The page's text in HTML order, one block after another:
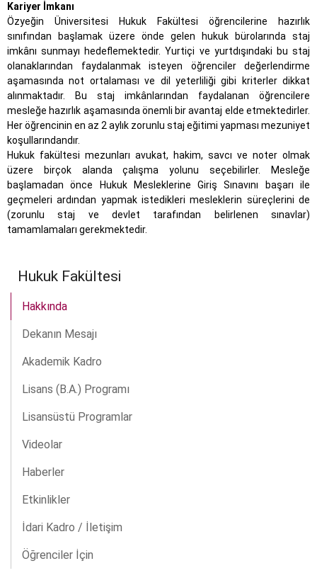
Kariyer İmkanı
Özyeğin Üniversitesi Hukuk Fakültesi öğrencilerine hazırlık
sınıfından başlamak üzere önde gelen hukuk bürolarında staj
imkânı sunmayı hedeflemektedir. Yurtiçi ve yurtdışındaki bu staj
olanaklarından faydalanmak isteyen öğrenciler değerlendirme
aşamasında not ortalaması ve dil yeterliliği gibi kriterler dikkat
alınmaktadır. Bu staj imkânlarından faydalanan öğrencilere
mesleğe hazırlık aşamasında önemli bir avantaj elde etmektedirler.
Her öğrencinin en az 2 aylık zorunlu staj eğitimi yapması mezuniyet
koşullarındandır.
Hukuk fakültesi mezunları avukat, hakim, savcı ve noter olmak
üzere birçok alanda çalışma yolunu seçebilirler. Mesleğe
başlamadan önce Hukuk Mesleklerine Giriş Sınavını başarı ile
geçmeleri ardından yapmak istedikleri mesleklerin süreçlerini de
(zorunlu staj ve devlet tarafından belirlenen sınavlar)
tamamlamaları gerekmektedir.
Hukuk Fakültesi
Hakkında
Dekanın Mesajı
Akademik Kadro
Lisans (B.A.) Programı
Lisansüstü Programlar
Videolar
Haberler
Etkinlikler
İdari Kadro / İletişim
Öğrenciler İçin